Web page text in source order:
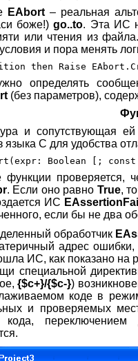
EAbort – реальная
боже!)go..to. Эта ИС
или чтения из
и пора менять
определять
(без параметров),
и сопутствующая
языка С для удобства
проверяется,
. Если оно равно True,
ИС
если бы не два
обработчик
адрес
ИС, как показано на
специальной
{$с+}/{$с-})
коде в
и проверяемых
кода,